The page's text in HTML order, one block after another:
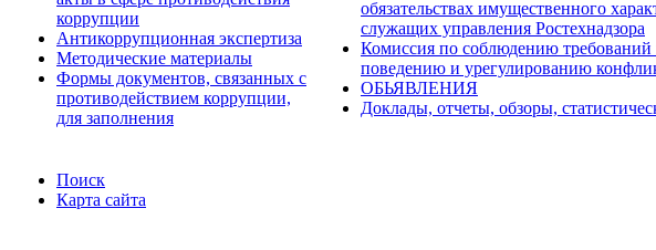
коррупции
Антикоррупционная экспертиза
Методические материалы
Формы документов, связанных с
противодействием коррупции,
для заполнения
обязательствах имущественного
служащих управления Ростехнадзора
Комиссия по соблюдению
поведению и урегулированию
ОБЬЯВЛЕНИЯ
Доклады, отчеты, обзоры,
Поиск
Карта сайта